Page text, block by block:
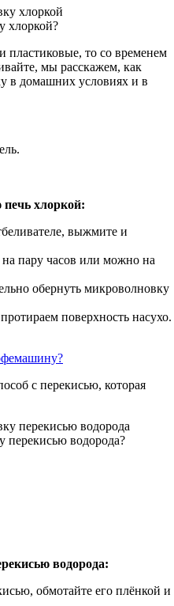
хлоркой?
пластиковые, то со временем
мы расскажем, как
в домашних условиях и в
хлоркой:
выжмите и
пару часов или можно на
обернуть микроволновку
поверхность насухо.
с перекисью, которая
перекисью водорода?
водорода:
обмотайте его плёнкой и